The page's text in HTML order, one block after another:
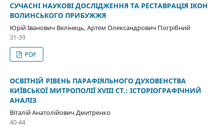
СУЧАСНІ НАУКОВІ ДОСЛІДЖЕННЯ ТА РЕСТАВРАЦІЯ ІКОН
ВОЛИНСЬКОГО ПРИБУЖЖЯ
Юрій Іванович Велінець, Артем Олександрович Погрібний
31-39
PDF
ОСВІТНІЙ РІВЕНЬ ПАРАФІЯЛЬНОГО ДУХОВЕНСТВА
КИЇВСЬКОЇ МИТРОПОЛІЇ XVIII СТ.: ІСТОРІОГРАФІЧНИЙ
АНАЛІЗ
Віталій Анатолійович Дмитренко
40-44